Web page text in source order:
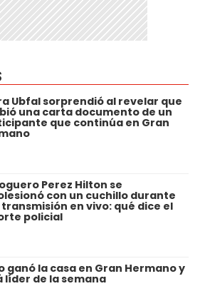
Ubfal sorprendió al revelar que
una carta documento de un
que continúa en Gran
Perez Hilton se
con un cuchillo durante
en vivo: qué dice el
policial
ganó la casa en Gran Hermano y
líder de la semana